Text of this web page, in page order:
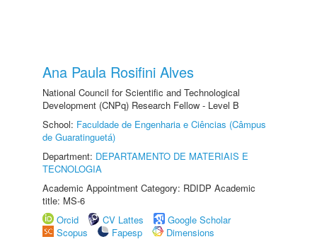
Ana Paula Rosifini Alves
National Council for Scientific and Technological
Development (CNPq) Research Fellow - Level B
School: Faculdade de Engenharia e Ciências (Câmpus
de Guaratinguetá)
Department: DEPARTAMENTO DE MATERIAIS E
TECNOLOGIA
Academic Appointment Category: RDIDP Academic
title: MS-6
Orcid
CV Lattes
Google Scholar
Scopus
Fapesp
Dimensions